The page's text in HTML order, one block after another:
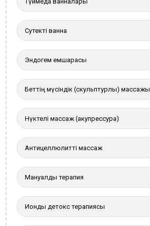
Сутекті ванна
Эндогем емшарасы
Беттің мүсіндік (скульптурлы) массажы
Нүктелі массаж (акупрессура)
Антицеллюлитті массаж
Мануалды терапия
Иондық детокс терапиясы